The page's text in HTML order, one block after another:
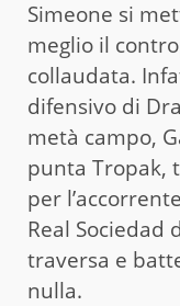
Simeone si
meglio il
collaudata.
difensivo di
metà campo,
punta Tropak,
per l’accorrente
Real Sociedad
traversa e
nulla.